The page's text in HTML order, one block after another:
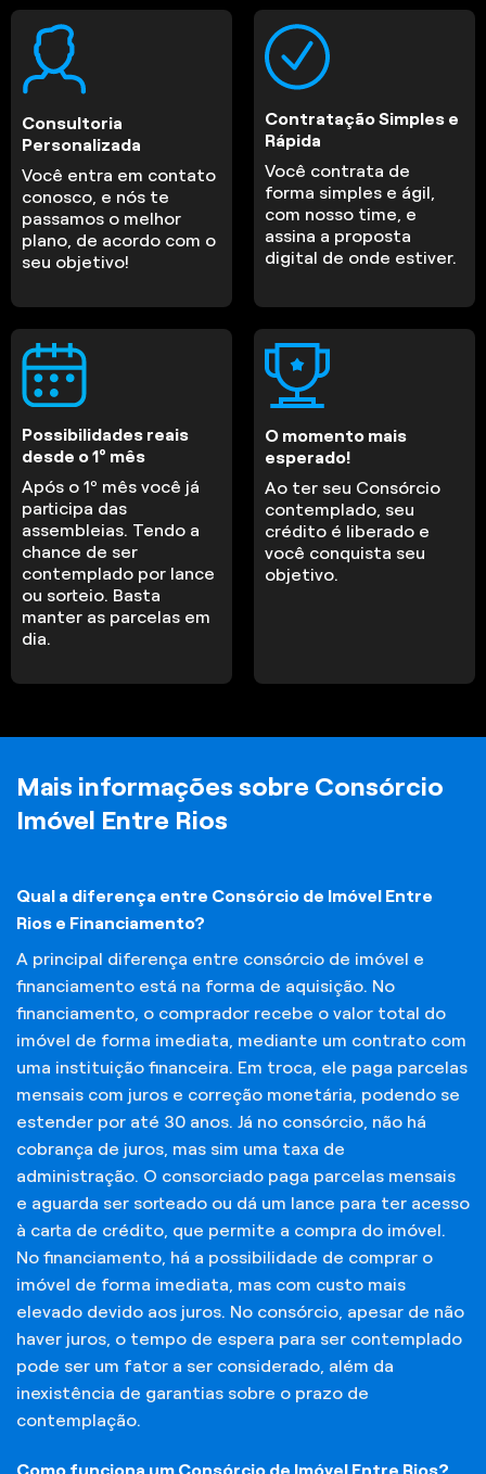
Consultoria
Personalizada
Você entra em contato
conosco, e nós te
passamos o melhor
plano, de acordo com o
seu objetivo!
Contratação Simples e
Rápida
Você contrata de
forma simples e ágil,
com nosso time, e
assina a proposta
digital de onde estiver.
Possibilidades reais
desde o 1º mês
Após o 1º mês você já
participa das
assembleias. Tendo a
chance de ser
contemplado por lance
ou sorteio. Basta
manter as parcelas em
dia.
O momento mais
esperado!
Ao ter seu Consórcio
contemplado, seu
crédito é liberado e
você conquista seu
objetivo.
Mais informações sobre Consórcio
Imóvel Entre Rios
Qual a diferença entre Consórcio de Imóvel Entre
Rios e Financiamento?
A principal diferença entre consórcio de imóvel e
financiamento está na forma de aquisição. No
financiamento, o comprador recebe o valor total do
imóvel de forma imediata, mediante um contrato com
uma instituição financeira. Em troca, ele paga parcelas
mensais com juros e correção monetária, podendo se
estender por até 30 anos. Já no consórcio, não há
cobrança de juros, mas sim uma taxa de
administração. O consorciado paga parcelas mensais
e aguarda ser sorteado ou dá um lance para ter acesso
à carta de crédito, que permite a compra do imóvel.
No financiamento, há a possibilidade de comprar o
imóvel de forma imediata, mas com custo mais
elevado devido aos juros. No consórcio, apesar de não
haver juros, o tempo de espera para ser contemplado
pode ser um fator a ser considerado, além da
inexistência de garantias sobre o prazo de
contemplação.